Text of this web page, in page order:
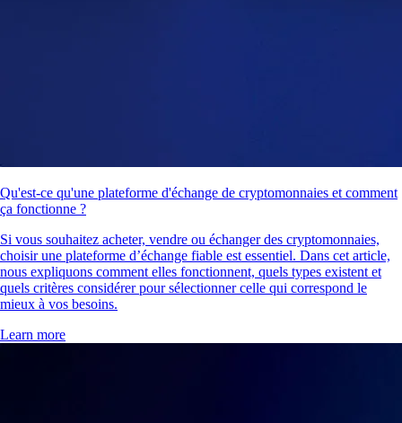
Qu'est-ce qu'une plateforme d'échange de cryptomonnaies et comment
ça fonctionne ?
Si vous souhaitez acheter, vendre ou échanger des cryptomonnaies,
choisir une plateforme d’échange fiable est essentiel. Dans cet article,
nous expliquons comment elles fonctionnent, quels types existent et
quels critères considérer pour sélectionner celle qui correspond le
mieux à vos besoins.
Learn more